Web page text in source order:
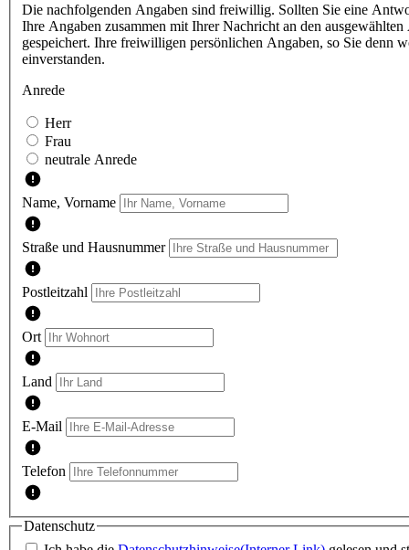
Die nachfolgenden Angaben sind freiwillig. Sollten Sie eine
Ihre Angaben zusammen mit Ihrer Nachricht an den
gespeichert. Ihre freiwilligen persönlichen Angaben, so Sie denn
einverstanden.
Anrede
Herr
Frau
neutrale Anrede
Name, Vorname
Straße und Hausnummer
Postleitzahl
Ort
Land
E-Mail
Telefon
Datenschutz